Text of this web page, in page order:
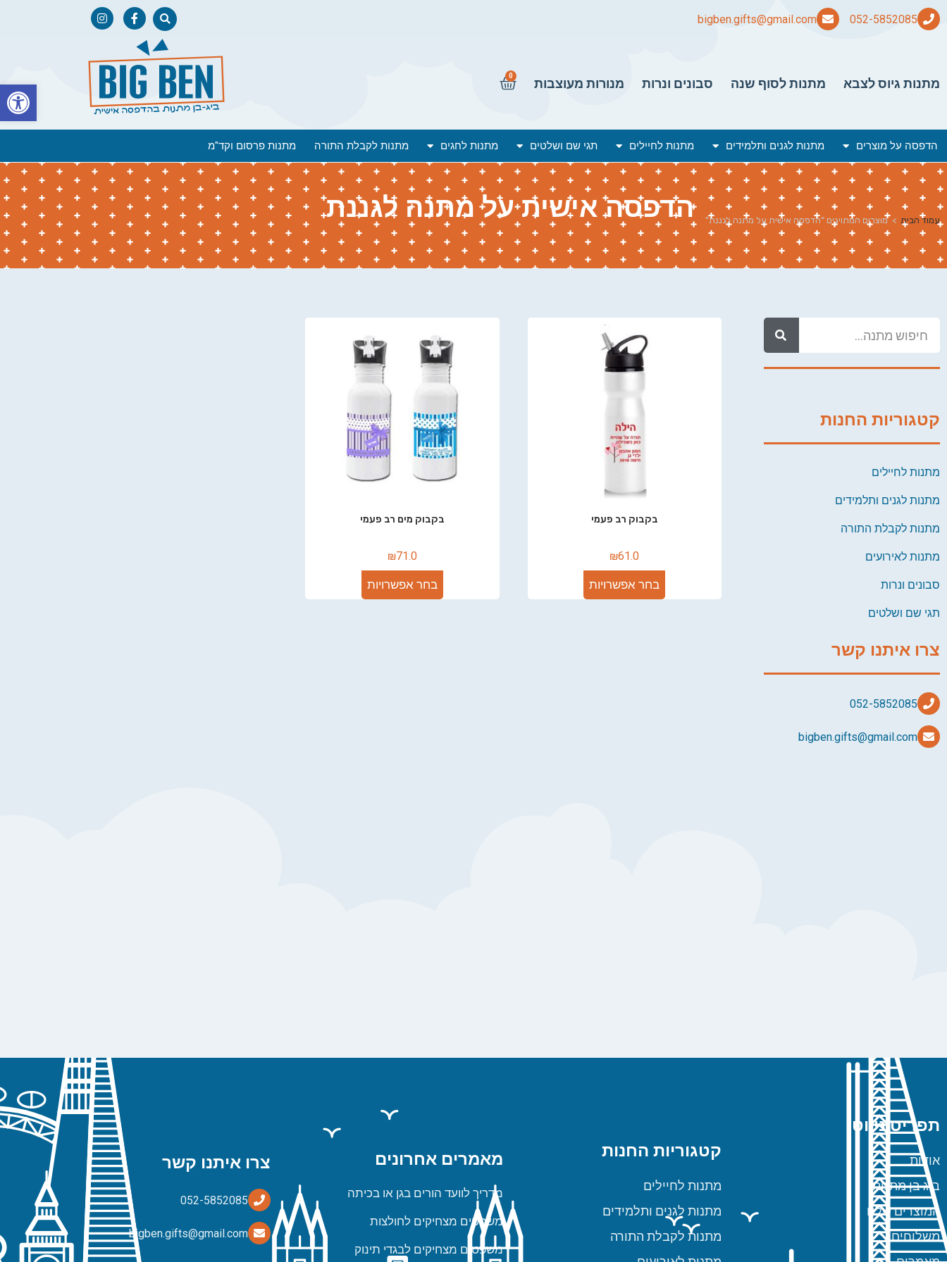
bigben.gifts@gmail.com
מתנות גיוס לצבא מתנות לסוף שנה סבונים ונרות מנורות מעוצבות
0
הדפסה על מוצרים מתנות לגנים ותלמידים מתנות לחיילים תגי שם ושלטים מתנות לחגים מתנות לקבלת התורה מתנות פרסום וקד"מ
הדפסה אישית על מתנה לגננת עמוד הבית > מוצרים המתויגים “הדפסה אישית על מתנה לגננת”
קטגוריות החנות
מתנות לחיילים
מתנות לגנים ותלמידים
מתנות לקבלת התורה
מתנות לאירועים
סבונים ונרות
תגי שם ושלטים
צרו איתנו קשר
bigben.gifts@gmail.com
בקבוק רב פעמי
₪61.0
בחר אפשרויות
בקבוק מים רב פעמי
₪71.0
בחר אפשרויות
תפריט ניווט
אודות
ביג בן מתנות
המוצרים שלנו
משלוחים
קטגוריות החנות
מתנות לחיילים
מתנות לגנים ותלמידים
מתנות לקבלת התורה
מאמרים אחרונים
מדריך לוועד הורים בגן או בכיתה
משפטים מצחיקים לחולצות
משפטים מצחיקים לבגדי תינוק
צרו איתנו קשר
bigben.gifts@gmail.com